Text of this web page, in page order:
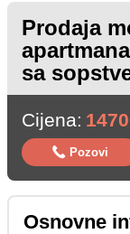
Prodaja
sa
Cijena:
Pozovi
Osnovne